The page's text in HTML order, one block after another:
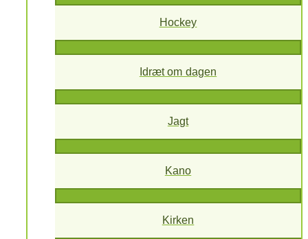
Hockey
Idræt om dagen
Jagt
Kano
Kirken